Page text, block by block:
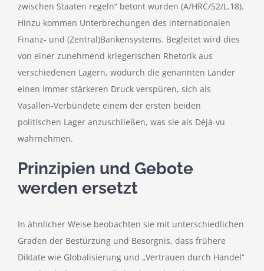
zwischen Staaten regeln“ betont wurden (A/HRC/52/L.18).
Hinzu kommen Unterbrechungen des internationalen
Finanz- und (Zentral)Bankensystems. Begleitet wird dies
von einer zunehmend kriegerischen Rhetorik aus
verschiedenen Lagern, wodurch die genannten Länder
einen immer stärkeren Druck verspüren, sich als
Vasallen-Verbündete einem der ersten beiden
politischen Lager anzuschließen, was sie als Déjà-vu
wahrnehmen.
Prinzipien und Gebote
werden ersetzt
In ähnlicher Weise beobachten sie mit unterschiedlichen
Graden der Bestürzung und Besorgnis, dass frühere
Diktate wie Globalisierung und „Vertrauen durch Handel“